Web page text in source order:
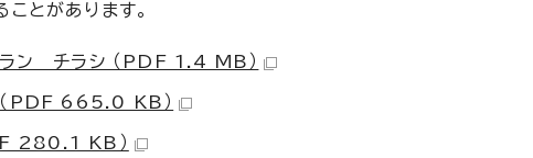
とがあります。
ン チラシ （PDF 1.4 MB）
PDF 665.0 KB）
280.1 KB）